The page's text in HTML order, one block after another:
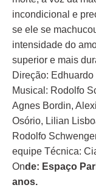
incondicional e
se ele se
intensidade do
superior e mais
Direção:
Musical: Rodolfo
Agnes Bordin,
Osório, Lilian
Rodolfo
equipe Técnica:
Onde: Espaço
anos.